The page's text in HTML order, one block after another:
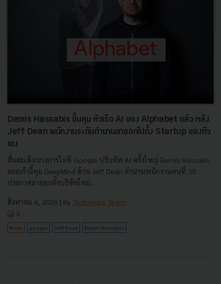
Demis Hassabis ขึ้นคุม หัวเรือ AI ของ Alphabet แล้ว หลัง
Jeff Dean พนักงานระดับตำนานลาออกไปตั้ง Startup ของตัว
เอง
สั่นสะเทือนวงการไอที Google ปรับทัพ AI ครั้งใหญ่ Demis Hassabis
สละเก้าอี้คุม DeepMind ด้าน Jeff Dean ตำนานพนักงานคนที่ 30
ประกาศลาออกตั้งบริษัทใหม่...
สิงหาคม 6, 2026 | By Techsauce Team
0
News google Jeff Dean Demis Hassabis